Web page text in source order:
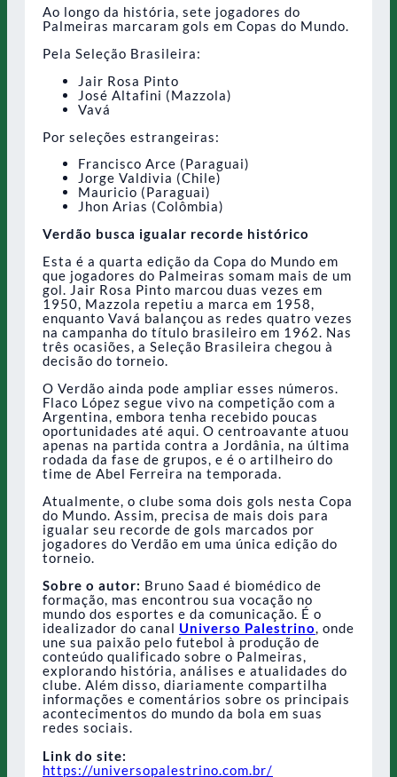
Ao longo da história, sete jogadores do
Palmeiras marcaram gols em Copas do Mundo.
Pela Seleção Brasileira:
Jair Rosa Pinto
José Altafini (Mazzola)
Vavá
Por seleções estrangeiras:
Francisco Arce (Paraguai)
Jorge Valdivia (Chile)
Mauricio (Paraguai)
Jhon Arias (Colômbia)
Verdão busca igualar recorde histórico
Esta é a quarta edição da Copa do Mundo em
que jogadores do Palmeiras somam mais de um
gol. Jair Rosa Pinto marcou duas vezes em
1950, Mazzola repetiu a marca em 1958,
enquanto Vavá balançou as redes quatro vezes
na campanha do título brasileiro em 1962. Nas
três ocasiões, a Seleção Brasileira chegou à
decisão do torneio.
O Verdão ainda pode ampliar esses números.
Flaco López segue vivo na competição com a
Argentina, embora tenha recebido poucas
oportunidades até aqui. O centroavante atuou
apenas na partida contra a Jordânia, na última
rodada da fase de grupos, e é o artilheiro do
time de Abel Ferreira na temporada.
Atualmente, o clube soma dois gols nesta Copa
do Mundo. Assim, precisa de mais dois para
igualar seu recorde de gols marcados por
jogadores do Verdão em uma única edição do
torneio.
Sobre o autor: Bruno Saad é biomédico de
formação, mas encontrou sua vocação no
mundo dos esportes e da comunicação. É o
idealizador do canal Universo Palestrino, onde
une sua paixão pelo futebol à produção de
conteúdo qualificado sobre o Palmeiras,
explorando história, análises e atualidades do
clube. Além disso, diariamente compartilha
informações e comentários sobre os principais
acontecimentos do mundo da bola em suas
redes sociais.
Link do site:
https://universopalestrino.com.br/